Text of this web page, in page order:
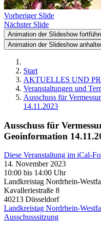
Vorheriger Slide
Nächster Slide
Animation der Slideshow
Animation der Slideshow
Start
AKTUELLES UND
Veranstaltungen und
Ausschuss für
14.11.2023
Ausschuss für
Geoinformation
Diese Veranstaltung im iCal-
14. November 2023
10:00 bis 14:00 Uhr
Landkreistag Nordrhein-
Kavalleriestraße 8
40213 Düsseldorf
Landkreistag Nordrhein-
Ausschusssitzung